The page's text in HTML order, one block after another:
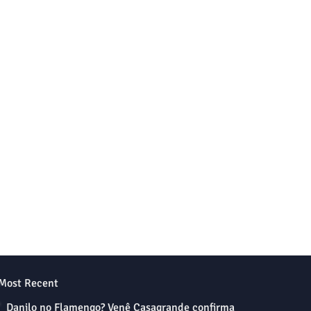
Recent
Danilo no Flamengo? Venê Casagrande confirma